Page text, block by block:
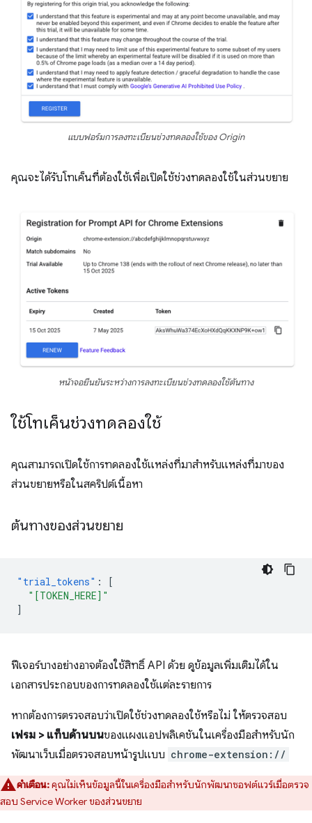
แบบฟอร์มการลงทะเบียนช่วงทดลองใช้ของ Origin
คุณจะได้รับโทเค็นที่ต้องใช้เพื่อเปิดใช้ช่วงทดลองใช้ในส่วนขยาย
หน้าจอยืนยันระหว่างการลงทะเบียนช่วงทดลองใช้ต้นทาง
ใช้โทเค็นช่วงทดลองใช้
คุณสามารถเปิดใช้การทดลองใช้แหล่งที่มาสําหรับแหล่งที่มาของ
ส่วนขยายหรือในสคริปต์เนื้อหา
ต้นทางของส่วนขยาย
"trial_tokens" :
[
"[TOKEN_HERE]"
]
ฟีเจอร์บางอย่างอาจต้องใช้สิทธิ์ API ด้วย ดูข้อมูลเพิ่มเติมได้ใน
เอกสารประกอบของการทดลองใช้แต่ละรายการ
หากต้องการตรวจสอบว่าเปิดใช้ช่วงทดลองใช้หรือไม่ ให้ตรวจสอบ
เฟรม > แท็บด้านบนของแผงแอปพลิเคชันในเครื่องมือสำหรับนัก
พัฒนาเว็บเมื่อตรวจสอบหน้ารูปแบบ chrome-extension://
คำเตือน:คุณไม่เห็นข้อมูลนี้ในเครื่องมือสำหรับนักพัฒนาซอฟต์แวร์เมื่อตรวจ
สอบ Service Worker ของส่วนขยาย